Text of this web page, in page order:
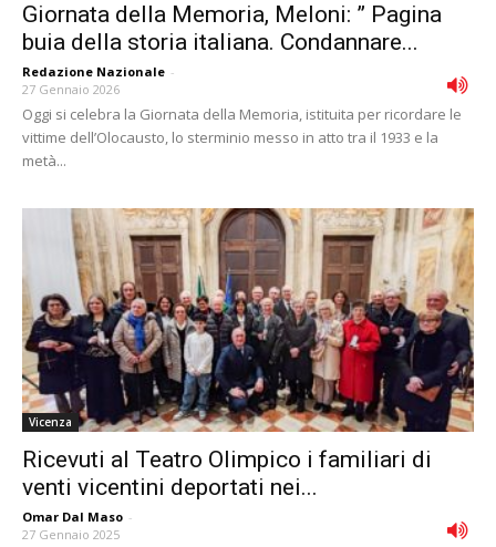
Giornata della Memoria, Meloni: ” Pagina
buia della storia italiana. Condannare...
Redazione Nazionale -
27 Gennaio 2026
Oggi si celebra la Giornata della Memoria, istituita per ricordare le
vittime dell’Olocausto, lo sterminio messo in atto tra il 1933 e la
metà...
Vicenza
Ricevuti al Teatro Olimpico i familiari di
venti vicentini deportati nei...
Omar Dal Maso -
27 Gennaio 2025